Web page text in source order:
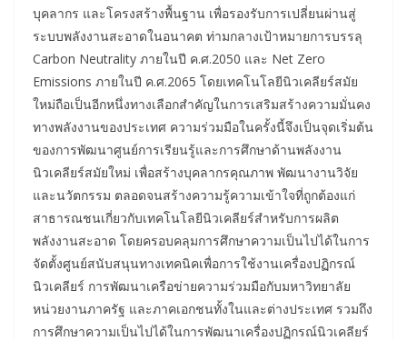
บุคลากร และโครงสร้างพื้นฐาน เพื่อรองรับการเปลี่ยนผ่านสู่
ระบบพลังงานสะอาดในอนาคต ท่ามกลางเป้าหมายการบรรลุ
Carbon Neutrality ภายในปี ค.ศ.2050 และ Net Zero
Emissions ภายในปี ค.ศ.2065 โดยเทคโนโลยีนิวเคลียร์สมัย
ใหม่ถือเป็นอีกหนึ่งทางเลือกสำคัญในการเสริมสร้างความมั่นคง
ทางพลังงานของประเทศ ความร่วมมือในครั้งนี้จึงเป็นจุดเริ่มต้น
ของการพัฒนาศูนย์การเรียนรู้และการศึกษาด้านพลังงาน
นิวเคลียร์สมัยใหม่ เพื่อสร้างบุคลากรคุณภาพ พัฒนางานวิจัย
และนวัตกรรม ตลอดจนสร้างความรู้ความเข้าใจที่ถูกต้องแก่
สาธารณชนเกี่ยวกับเทคโนโลยีนิวเคลียร์สำหรับการผลิต
พลังงานสะอาด โดยครอบคลุมการศึกษาความเป็นไปได้ในการ
จัดตั้งศูนย์สนับสนุนทางเทคนิคเพื่อการใช้งานเครื่องปฏิกรณ์
นิวเคลียร์ การพัฒนาเครือข่ายความร่วมมือกับมหาวิทยาลัย
หน่วยงานภาครัฐ และภาคเอกชนทั้งในและต่างประเทศ รวมถึง
การศึกษาความเป็นไปได้ในการพัฒนาเครื่องปฏิกรณ์นิวเคลียร์